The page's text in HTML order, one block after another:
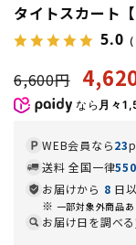
タイトスカート
5.0
6,600円
なら 月々
WEB会員なら23
送料 全国一律550
お届けから 8 日
一部対象外商品あ
お届け日を調べる